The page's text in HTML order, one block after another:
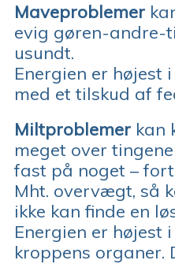
Maveproblemer
evig gøren-andre-
usundt.
Energien er
med et tilskud af
Miltproblemer kan
meget over
fast på noget –
Mht. overvægt, så
ikke kan finde en
Energien er
kroppens